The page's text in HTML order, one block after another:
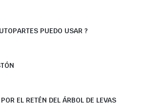
PUEDO USAR ?
EL RETÉN DEL ÁRBOL DE LEVAS